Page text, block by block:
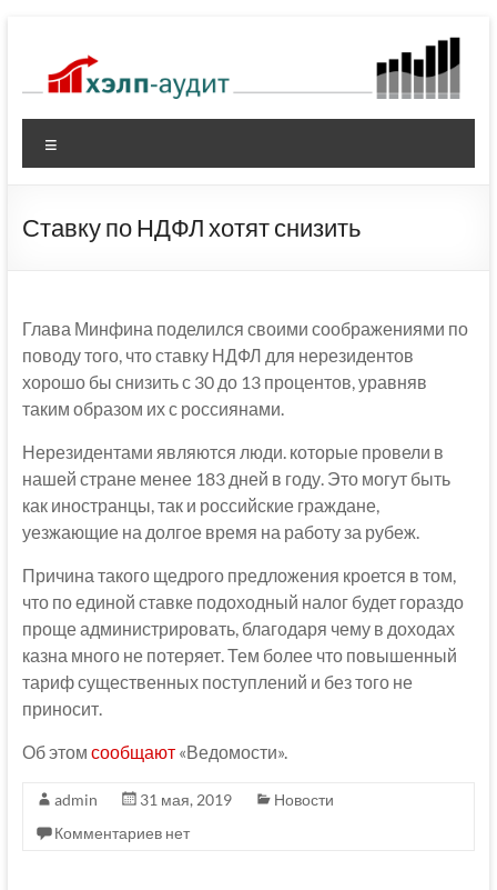
содержимому
Ставку по НДФЛ хотят снизить
Глава Минфина поделился своими соображениями по
поводу того, что ставку НДФЛ для нерезидентов
хорошо бы снизить с 30 до 13 процентов, уравняв
таким образом их с россиянами.
Нерезидентами являются люди. которые провели в
нашей стране менее 183 дней в году. Это могут быть
как иностранцы, так и российские граждане,
уезжающие на долгое время на работу за рубеж.
Причина такого щедрого предложения кроется в том,
что по единой ставке подоходный налог будет гораздо
проще администрировать, благодаря чему в доходах
казна много не потеряет. Тем более что повышенный
тариф существенных поступлений и без того не
приносит.
Об этом сообщают«Ведомости».
admin 31 мая, 2019
Новости
Комментариев нет